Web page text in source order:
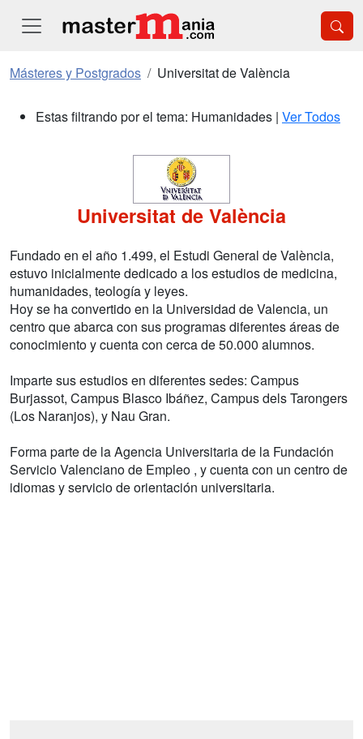
Másteres y Postgrados Universitat de València
Estas filtrando por el tema: Humanidades | Ver Todos
Universitat de València
Fundado en el año 1.499, el Estudi General de València,
estuvo inicialmente dedicado a los estudios de medicina,
humanidades, teología y leyes.
Hoy se ha convertido en la Universidad de Valencia, un
centro que abarca con sus programas diferentes áreas de
conocimiento y cuenta con cerca de 50.000 alumnos.
Imparte sus estudios en diferentes sedes: Campus
Burjassot, Campus Blasco Ibáñez, Campus dels Tarongers
(Los Naranjos), y Nau Gran.
Forma parte de la Agencia Universitaria de la Fundación
Servicio Valenciano de Empleo , y cuenta con un centro de
idiomas y servicio de orientación universitaria.